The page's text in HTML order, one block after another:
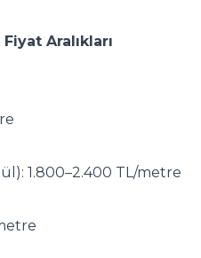
Aralıkları
1.800–2.400 TL/metre